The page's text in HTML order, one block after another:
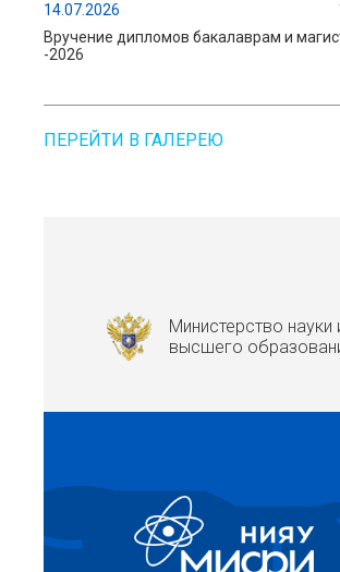
14.07.2026
Вручение дипломов бакалаврам и
-2026
ПЕРЕЙТИ В ГАЛЕРЕЮ
Министерство науки
высшего